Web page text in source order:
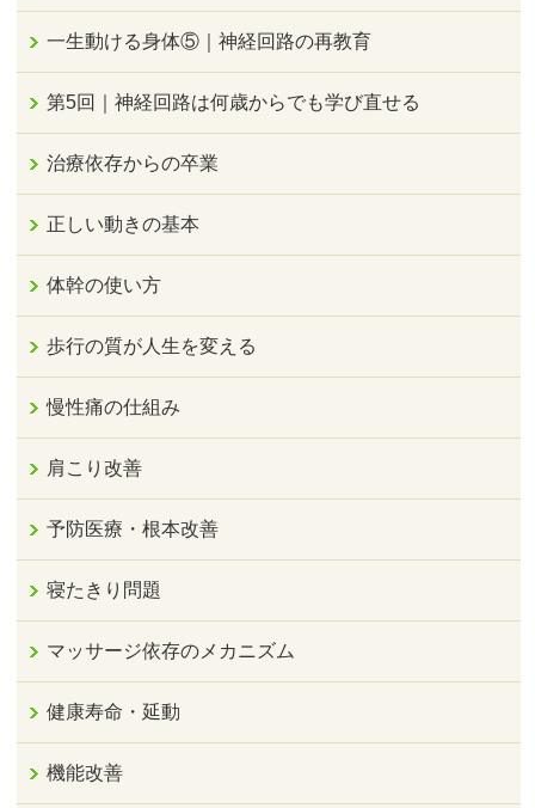
一生動ける身体⑤｜神経回路の再教育
第5回｜神経回路は何歳からでも学び直せる
治療依存からの卒業
正しい動きの基本
体幹の使い方
歩行の質が人生を変える
慢性痛の仕組み
肩こり改善
予防医療・根本改善
寝たきり問題
マッサージ依存のメカニズム
健康寿命・延動
機能改善